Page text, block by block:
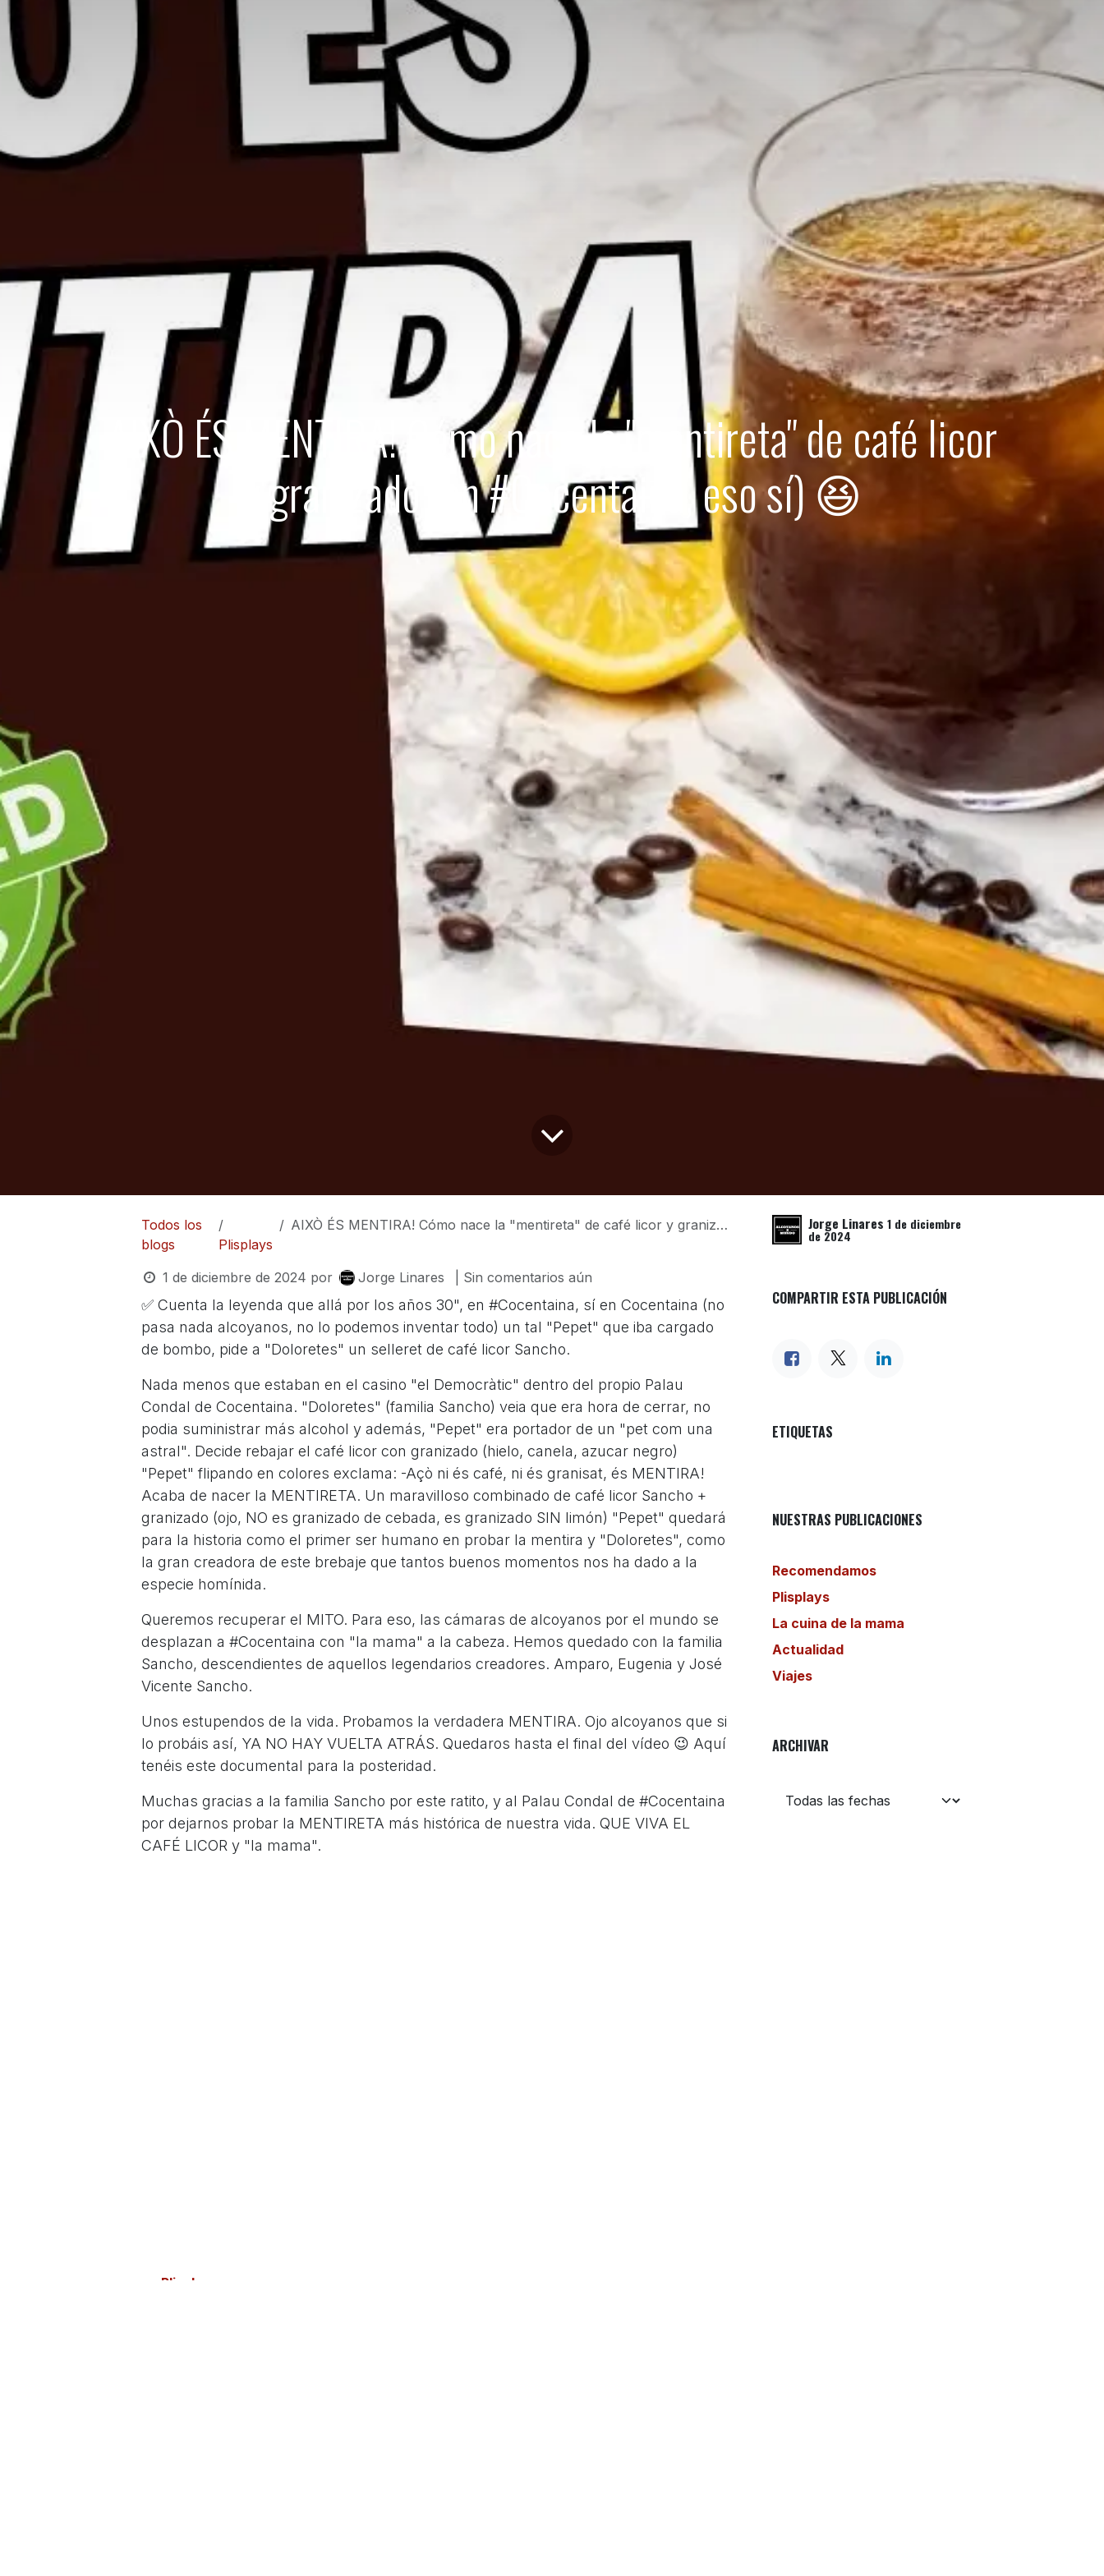
AIXÒ ÉS MENTIRA! Cómo nace la "mentireta" de café licor
y granizado (en #Cocentaina, eso sí) 😆
Todos los
blogs
Plisplays
AIXÒ ÉS MENTIRA! Cómo nace la "mentireta" de café licor y granizado (en #Cocentaina, eso sí) 😆
1 de diciembre de 2024 por Jorge Linares | Sin comentarios aún
✅ Cuenta la leyenda que allá por los años 30", en #Cocentaina, sí en Cocentaina (no
pasa nada alcoyanos, no lo podemos inventar todo) un tal "Pepet" que iba cargado
de bombo, pide a "Doloretes" un selleret de café licor Sancho.
Nada menos que estaban en el casino "el Democràtic" dentro del propio Palau
Condal de Cocentaina. "Doloretes" (familia Sancho) veia que era hora de cerrar, no
podia suministrar más alcohol y además, "Pepet" era portador de un "pet com una
astral". Decide rebajar el café licor con granizado (hielo, canela, azucar negro)
"Pepet" flipando en colores exclama: -Açò ni és café, ni és granisat, és MENTIRA!
Acaba de nacer la MENTIRETA. Un maravilloso combinado de café licor Sancho +
granizado (ojo, NO es granizado de cebada, es granizado SIN limón) "Pepet" quedará
para la historia como el primer ser humano en probar la mentira y "Doloretes", como
la gran creadora de este brebaje que tantos buenos momentos nos ha dado a la
especie homínida.
Queremos recuperar el MITO. Para eso, las cámaras de alcoyanos por el mundo se
desplazan a #Cocentaina con "la mama" a la cabeza. Hemos quedado con la familia
Sancho, descendientes de aquellos legendarios creadores. Amparo, Eugenia y José
Vicente Sancho.
Unos estupendos de la vida. Probamos la verdadera MENTIRA. Ojo alcoyanos que si
lo probáis así, YA NO HAY VUELTA ATRÁS. Quedaros hasta el final del vídeo 😉 Aquí
tenéis este documental para la posteridad.
Muchas gracias a la familia Sancho por este ratito, y al Palau Condal de #Cocentaina
por dejarnos probar la MENTIRETA más histórica de nuestra vida. QUE VIVA EL
CAFÉ LICOR y "la mama".
Plisplays
Jorge Linares 1 de diciembre
de 2024
COMPARTIR ESTA PUBLICACIÓN
ETIQUETAS
NUESTRAS PUBLICACIONES
Recomendamos
Plisplays
La cuina de la mama
Actualidad
Viajes
ARCHIVAR